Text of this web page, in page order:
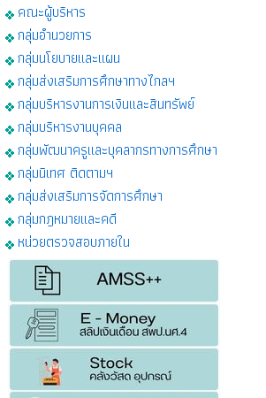
คณะผู้บริหาร
กลุ่มอำนวยการ
กลุ่มนโยบายและแผน
กลุ่มส่งเสริมการศึกษาทางไกลฯ
กลุ่มบริหารงานการเงินและสินทรัพย์
กลุ่มบริหารงานบุคคล
กลุ่มพัฒนาครูและบุคลากรทางการศึกษา
กลุ่มนิเทศ ติดตามฯ
กลุ่มส่งเสริมการจัดการศึกษา
กลุ่มกฎหมายและคดี
หน่วยตรวจสอบภายใน